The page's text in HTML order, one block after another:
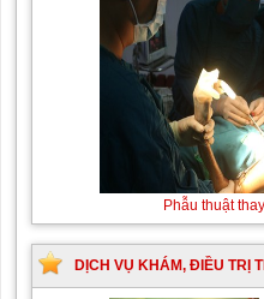
Phẫu thuật
DỊCH VỤ KHÁM, ĐIỀU TRỊ